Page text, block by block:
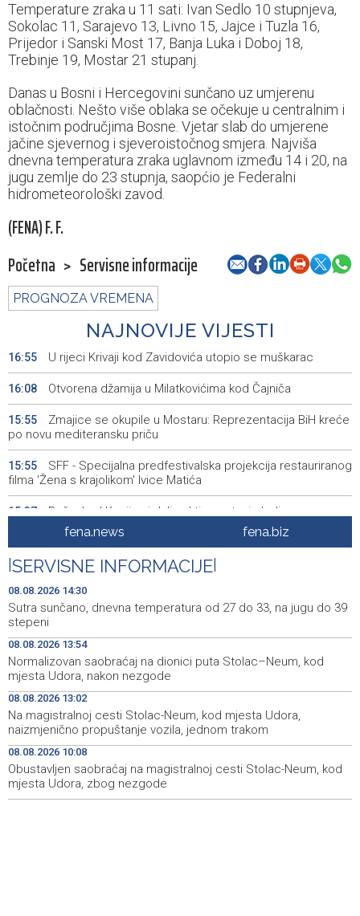
Temperature zraka u 11 sati: Ivan Sedlo 10 stupnjeva,
Sokolac 11, Sarajevo 13, Livno 15, Jajce i Tuzla 16,
Prijedor i Sanski Most 17, Banja Luka i Doboj 18,
Trebinje 19, Mostar 21 stupanj.
Danas u Bosni i Hercegovini sunčano uz umjerenu
oblačnosti. Nešto više oblaka se očekuje u centralnim i
istočnim područjima Bosne. Vjetar slab do umjerene
jačine sjevernog i sjeveroistočnog smjera. Najviša
dnevna temperatura zraka uglavnom između 14 i 20, na
jugu zemlje do 23 stupnja, saopćio je Federalni
hidrometeorološki zavod.
(FENA) F. F.
Početna > Servisne informacije
PROGNOZA VREMENA
NAJNOVIJE VIJESTI
16:55 U rijeci Krivaji kod Zavidovića utopio se muškarac
16:08 Otvorena džamija u Milatkovićima kod Čajniča
15:55
Zmajice se okupile u Mostaru: Reprezentacija BiH kreće
po novu mediteransku priču
15:55
SFF - Specijalna predfestivalska projekcija restauriranog
filma 'Žena s krajolikom' Ivice Matića
15:37
Požar kod Konjica i dalje aktivan, stanje bolje nego
15:27
Dokumentarac 'Bulevar Ivice Osima' osvojio nagradu na
City Festu u Niškoj Banji
15:09
Konjic ugostio 23 folklorna društva na 26.
Međunarodnom festivalu ‘Konjička sehara’
15:05
Vozači u HBŽ-u pozvani na oprez zbog divljih konja na
cestama
14:49
Bh. Muay Thai reprezentacija na Svjetskom prvenstvu u
najbrojnijem sastavu do sada (VIDEO)
Sutra sunčano, dnevna temperatura od 27 do 33, na
jugu do 39 stepeni
fena.news fena.biz
SERVISNE INFORMACIJE
08.08.2026 14:30
Sutra sunčano, dnevna temperatura od 27 do 33, na jugu do 39
stepeni
08.08.2026 13:54
Normalizovan saobraćaj na dionici puta Stolac–Neum, kod
mjesta Udora, nakon nezgode
08.08.2026 13:02
Na magistralnoj cesti Stolac-Neum, kod mjesta Udora,
naizmjenično propuštanje vozila, jednom trakom
08.08.2026 10:08
Obustavljen saobraćaj na magistralnoj cesti Stolac-Neum, kod
mjesta Udora, zbog nezgode